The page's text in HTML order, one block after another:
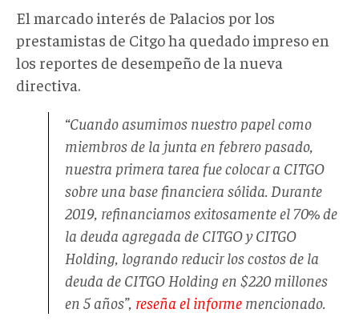
El marcado interés de Palacios por los
prestamistas de Citgo ha quedado impreso en
los reportes de desempeño de la nueva
directiva.
“Cuando asumimos nuestro papel como
miembros de la junta en febrero pasado,
nuestra primera tarea fue colocar a CITGO
sobre una base financiera sólida. Durante
2019, refinanciamos exitosamente el 70% de
la deuda agregada de CITGO y CITGO
Holding, logrando reducir los costos de la
deuda de CITGO Holding en $220 millones
en 5 años”, reseña el informe mencionado.